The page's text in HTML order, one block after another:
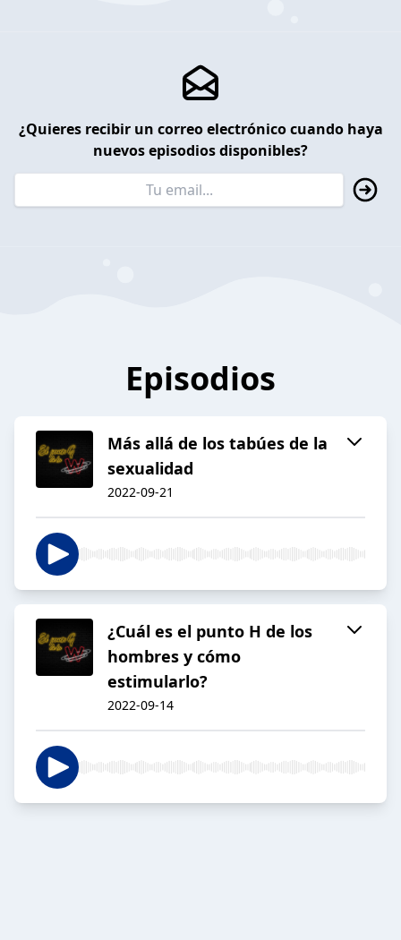
¿Quieres recibir un correo electrónico cuando haya
nuevos episodios disponibles?
Episodios
Más allá de los tabúes de la
sexualidad
2022-09-21
¿Cuál es el punto H de los
hombres y cómo
estimularlo?
2022-09-14